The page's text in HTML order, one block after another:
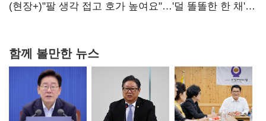
숙제
(현장+)"팔 생각 접고 호가 높여요"…'덜 똘똘한 한 채'
함께 볼만한 뉴스